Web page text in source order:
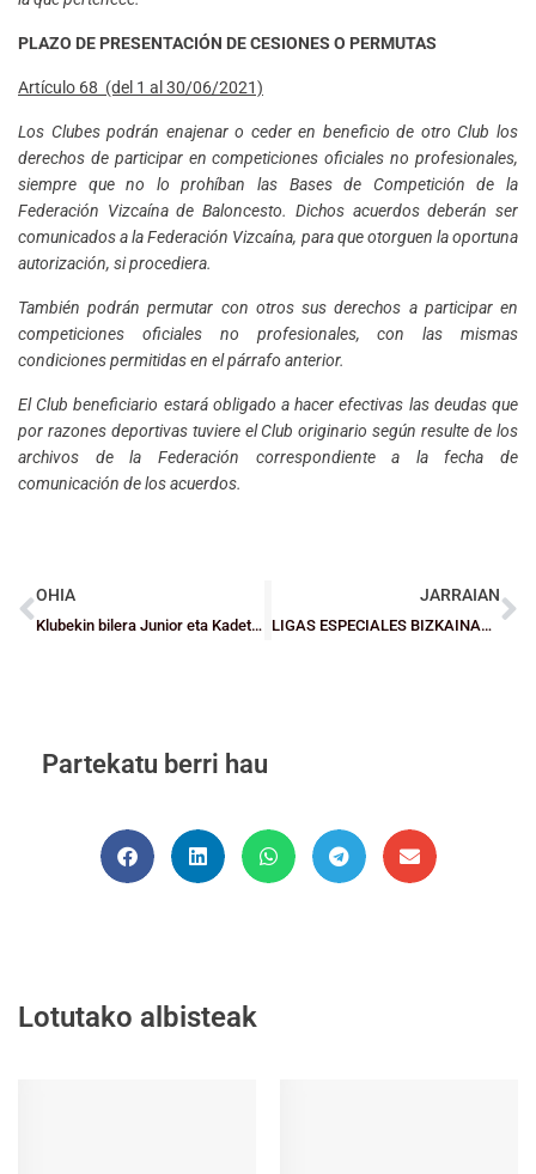
PLAZO DE PRESENTACIÓN DE CESIONES O PERMUTAS
Artículo 68 (del 1 al 30/06/2021)
Los Clubes podrán enajenar o ceder en beneficio de otro Club los
derechos de participar en competiciones oficiales no profesionales,
siempre que no lo prohíban las Bases de Competición de la
Federación Vizcaína de Baloncesto. Dichos acuerdos deberán ser
comunicados a la Federación Vizcaína, para que otorguen la oportuna
autorización, si procediera.
También podrán permutar con otros sus derechos a participar en
competiciones oficiales no profesionales, con las mismas
condiciones permitidas en el párrafo anterior.
El Club beneficiario estará obligado a hacer efectivas las deudas que
por razones deportivas tuviere el Club originario según resulte de los
archivos de la Federación correspondiente a la fecha de
comunicación de los acuerdos.
OHIA
Klubekin bilera Junior eta Kadete kategorietako taldeekin, dibisio Berezietan eta Lehen Mailan
JARRAIAN
LIGAS ESPECIALES BIZKAINAS: Penúltima jornada en Cadetes con Lointek Gernika y Loiola Indautxu acariciando el título
Partekatu berri hau
Lotutako albisteak